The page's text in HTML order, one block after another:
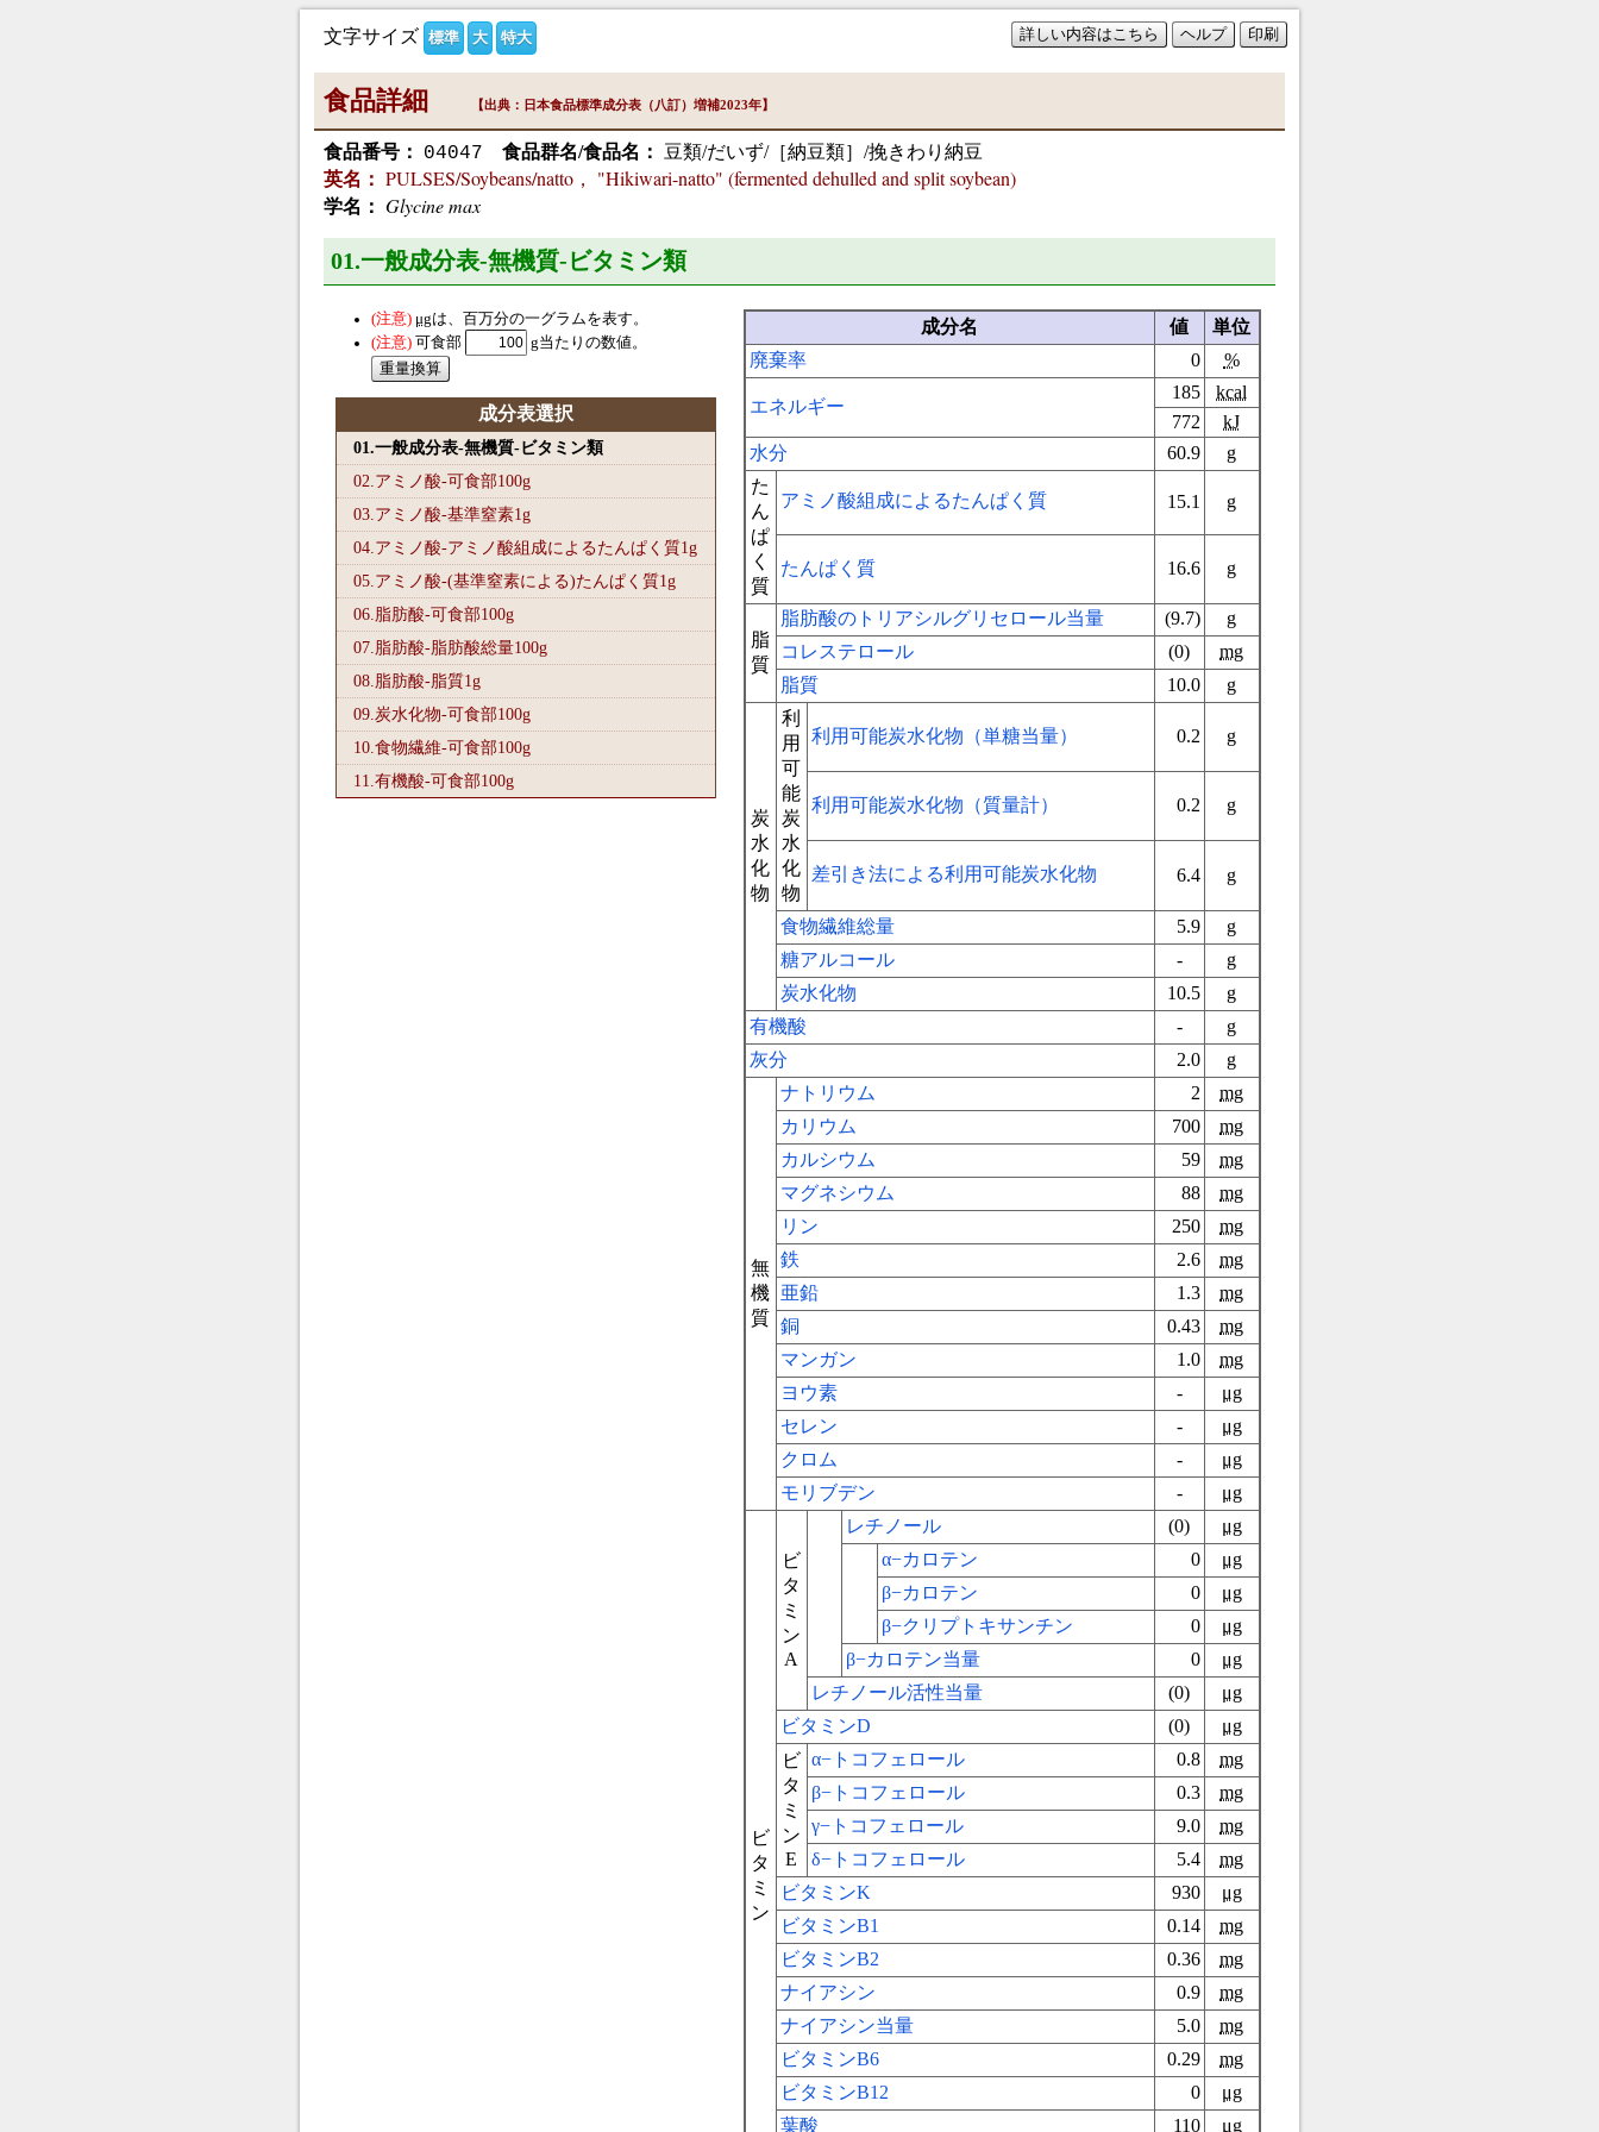
詳しい内容はこちら ヘルプ 印刷
文字サイズ 標準 大 特大
食品詳細 【出典：日本食品標準成分表（八訂）増補2023年】
食品番号： 04047 食品群名/食品名：
豆類/だいず/［納豆類］/挽きわり納豆
英名： PULSES/Soybeans/natto， "Hikiwari-natto" (fermented dehulled and split soybean)
学名： Glycine max
01.一般成分表-無機質-ビタミン類
μgは、百万分の一グラムを表す。
可食部
g当たりの数値。
成分表選択
01.一般成分表-無機質-ビタミン類
02.アミノ酸-可食部100g
03.アミノ酸-基準窒素1g
04.アミノ酸-アミノ酸組成によるたんぱく質1g
05.アミノ酸-(基準窒素による)たんぱく質1g
06.脂肪酸-可食部100g
07.脂肪酸-脂肪酸総量100g
08.脂肪酸-脂質1g
09.炭水化物-可食部100g
10.食物繊維-可食部100g
11.有機酸-可食部100g
成分名 値
単位
廃棄率
0 %
エネルギー
185
kcal
772
kJ
水分
60.9
g
た
ん
ぱ
く
質
アミノ酸組成によるたんぱく質 15.1 g
たんぱく質 16.6 g
脂
質
脂肪酸のトリアシルグリセロール当量 (9.7)
g
コレステロール
(0)
mg
脂質
10.0 g
炭
水
化
物
利
用
可
能
炭
水
化
物
利用可能炭水化物（単糖当量） 0.2 g
利用可能炭水化物（質量計） 0.2 g
差引き法による利用可能炭水化物 6.4 g
食物繊維総量 5.9
g
糖アルコール
-
g
炭水化物
10.5
g
有機酸
-
g
灰分
2.0 g
無
機
質
ナトリウム 2
mg
カリウム
700
mg
カルシウム
59
mg
マグネシウム
88
mg
リン
250
mg
鉄
2.6
mg
亜鉛
1.3
mg
銅
0.43
mg
マンガン
1.0
mg
ヨウ素
-
μg
セレン
-
μg
クロム
-
μg
モリブデン
- μg
ビ
タ
ミ
ン
ビ
タ
ミ
ン
A
レチノール (0)
μg
α−カロテン
0
μg
β−カロテン
0
μg
β−クリプトキサンチン
0
μg
β−カロテン当量
0
μg
レチノール活性当量
(0)
μg
ビタミンD
(0)
μg
ビ
タ
ミ
ン
E
α−トコフェロール 0.8
mg
β−トコフェロール
0.3
mg
γ−トコフェロール
9.0
mg
δ−トコフェロール
5.4
mg
ビタミンK
930
μg
ビタミンB1
0.14
mg
ビタミンB2
0.36
mg
ナイアシン
0.9
mg
ナイアシン当量
5.0
mg
ビタミンB6
0.29
mg
ビタミンB12
0
μg
葉酸
110 μg